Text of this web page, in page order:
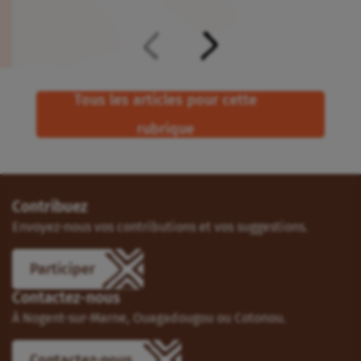
Tous les articles pour cette
rubrique
Contribuez
Envoyez-nous vos contributions et vos suggestions.
Participer
Contactez-nous
À Nogent-sur-Marne, Ouagadougou ou Cotonou.